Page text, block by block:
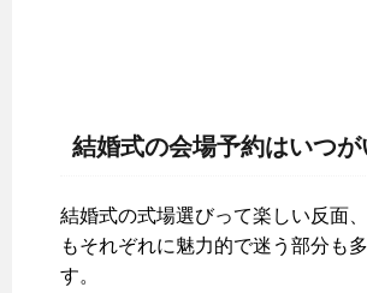
結婚式の会場予約はいつが
結婚式の式場選びって楽しい反面
もそれぞれに魅力的で迷う部分も
す。